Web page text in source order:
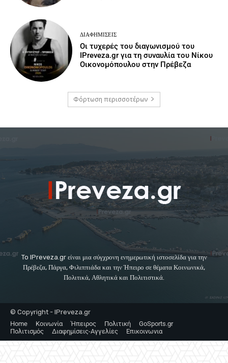
ΔΙΑΦΗΜΊΣΕΙΣ
Οι τυχερές του διαγωνισμού του
IPreveza.gr για τη συναυλία του Νίκου
Οικονομόπουλου στην Πρέβεζα
Φόρτωση περισσοτέρων
To IPreveza.gr είναι μια σύγχρονη ενημερωτική ιστοσελίδα για την
Πρέβεζα, Πάργα, Φιλιππιάδα και την Ήπειρο σε θέματα Κοινωνικά,
Πολιτικά, Αθλητικά και Πολιτιστικά.
© Copyright - IPreveza.gr
Home
Κοινωνία Ήπειρος Πολιτική
GoSports.gr
Πολιτισμός
Διαφημίσεις-Αγγελίες Επικοινωνια